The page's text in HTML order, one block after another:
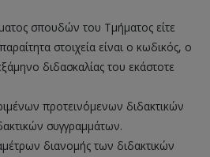
σπουδών του Τμήματος είτε
στοιχεία είναι ο κωδικός, ο
διδασκαλίας του εκάστοτε
προτεινόμενων διδακτικών
συγγραμμάτων.
διανομής των διδακτικών